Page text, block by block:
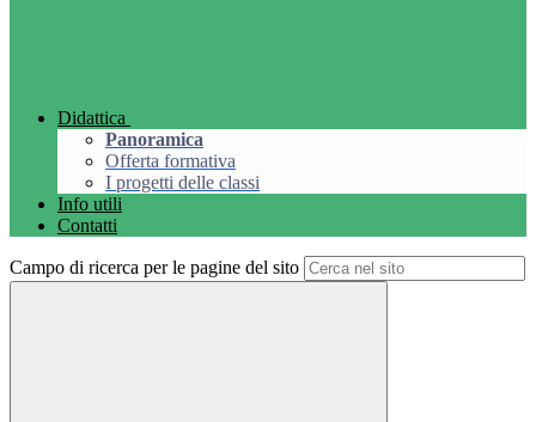
Didattica
Panoramica
Offerta formativa
I progetti delle classi
Info utili
Contatti
Campo di ricerca per le pagine del sito